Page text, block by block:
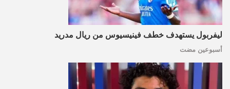
ليفربول يستهدف خطف فينيسيوس من ريال مدريد
أسبوعين مضت